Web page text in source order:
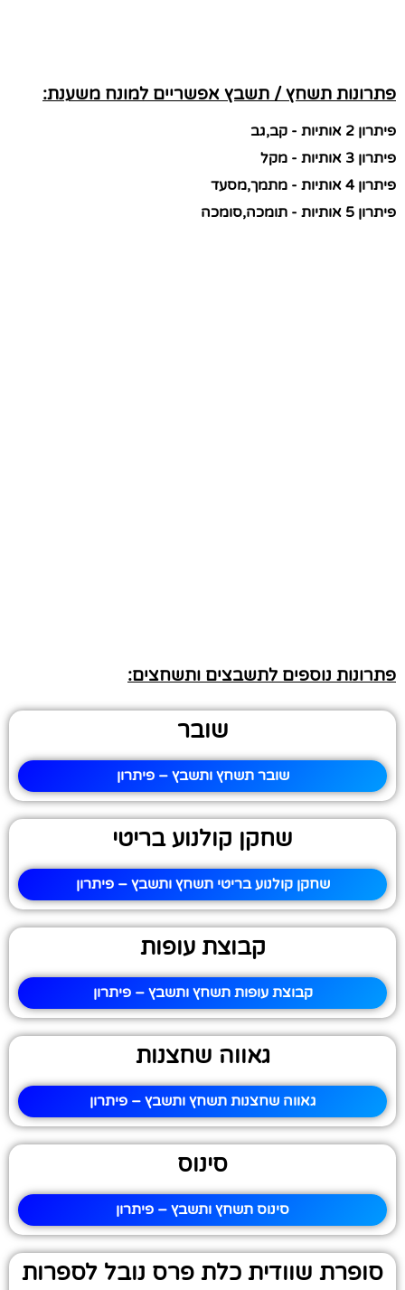
פתרונות תשחץ / תשבץ אפשריים למונח משענת:
פיתרון 2 אותיות - קב,גב
פיתרון 3 אותיות - מקל
פיתרון 4 אותיות - מתמך,מסעד
פיתרון 5 אותיות - תומכה,סומכה
פתרונות נוספים לתשבצים ותשחצים:
שובר
שובר תשחץ ותשבץ – פיתרון
שחקן קולנוע בריטי
שחקן קולנוע בריטי תשחץ ותשבץ – פיתרון
קבוצת עופות
קבוצת עופות תשחץ ותשבץ – פיתרון
גאווה שחצנות
גאווה שחצנות תשחץ ותשבץ – פיתרון
סינוס
סינוס תשחץ ותשבץ – פיתרון
סופרת שוודית כלת פרס נובל לספרות